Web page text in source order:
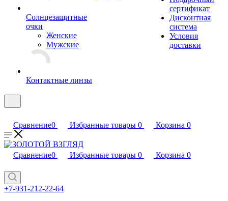
Солнцезащитные
очки
Женские
Мужские
Контактные линзы
сертификат
Дисконтная
система
Условия
доставки
Сравнение0 Избранные товары 0 Корзина 0
Сравнение0 Избранные товары 0 Корзина 0
+7-931-212-22-64